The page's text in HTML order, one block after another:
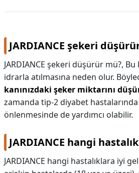
JARDIANCE şekeri
JARDIANCE şekeri düşürür mü?, Bu
idrarla atılmasına neden olur.
kanınızdaki şeker miktarını
zamanda tip-2 diyabet hastalarında
önlenmesinde de yardımcı olabilir.
JARDIANCE hangi
JARDIANCE hangi hastalıklara iyi